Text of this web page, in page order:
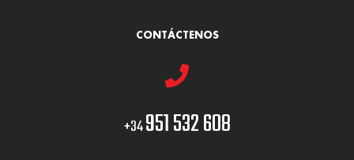
CONTÁCTENOS
+34951 532 608